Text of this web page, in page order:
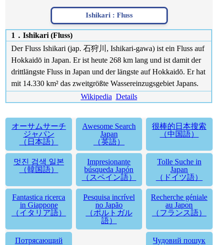
Ishikari : Fluss
1．Ishikari (Fluss)
Der Fluss Ishikari (jap. 石狩川, Ishikari-gawa) ist ein Fluss auf
Hokkaidō in Japan. Er ist heute 268 km lang und ist damit der
drittlängste Fluss in Japan und der längste auf Hokkaidō. Er hat
mit 14.330 km² das zweitgrößte Wassereinzugsgebiet Japans.
Wikipedia Details
オーサムサーチ
ジャパン
（日本語）
Awesome Search
Japan
（英語）
很棒的日本搜索
（中国語）
멋진 검색 일본
（韓国語）
Impresionante
búsqueda Japón
（スペイン語）
Tolle Suche in
Japan
（ドイツ語）
Fantastica ricerca
in Giappone
（イタリア語）
Pesquisa incrível
no Japão
（ポルトガル
語）
Recherche géniale
au Japon
（フランス語）
Потрясающий
Чудовий пошук